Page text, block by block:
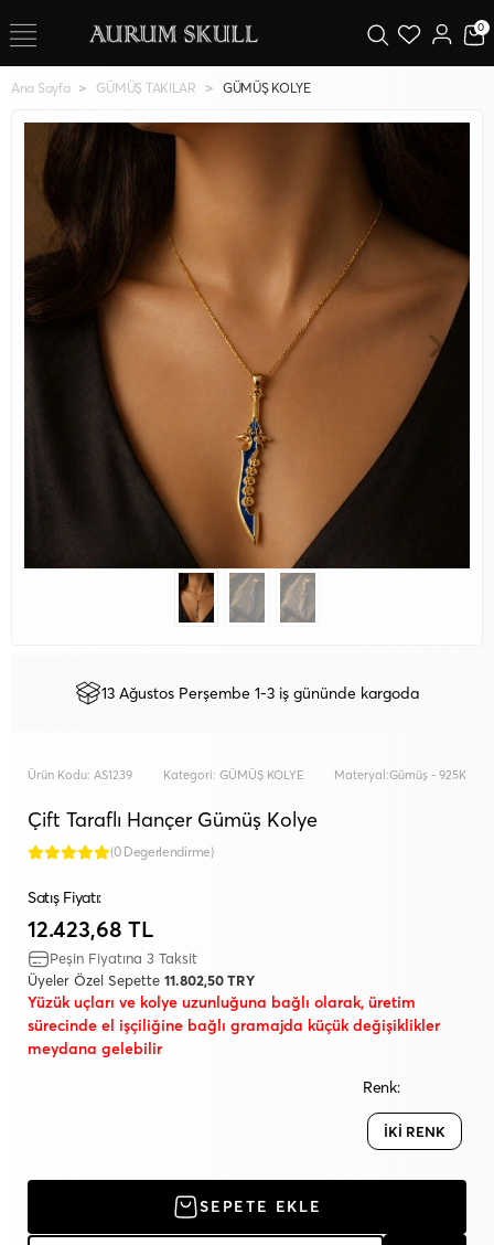
0
Ana Sayfa GÜMÜŞ TAKILAR GÜMÜŞ KOLYE
13 Ağustos Perşembe 1-3 iş gününde kargoda
Ürün Kodu: AS1239 Kategori: GÜMÜŞ KOLYE Materyal:Gümüş - 925K
Çift Taraflı Hançer Gümüş Kolye
(0 Degerlendirme)
Satış Fiyatı:
12.423,68 TL
Peşin Fiyatına 3 Taksit
Üyeler Özel Sepette 11.802,50 TRY
Yüzük uçları ve kolye uzunluğuna bağlı olarak, üretim
sürecinde el işçiliğine bağlı gramajda küçük değişiklikler
meydana gelebilir
Renk:
İKİ RENK
SEPETE EKLE